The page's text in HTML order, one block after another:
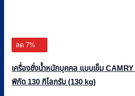
ลด 7%
เครื่องชั่งน้ำหนักบุคคล แบบเข็ม
พิกัด 130 กิโลกรัม (130 kg)